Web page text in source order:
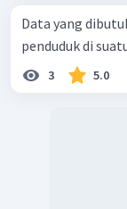
Data yang
penduduk di
3 5.0